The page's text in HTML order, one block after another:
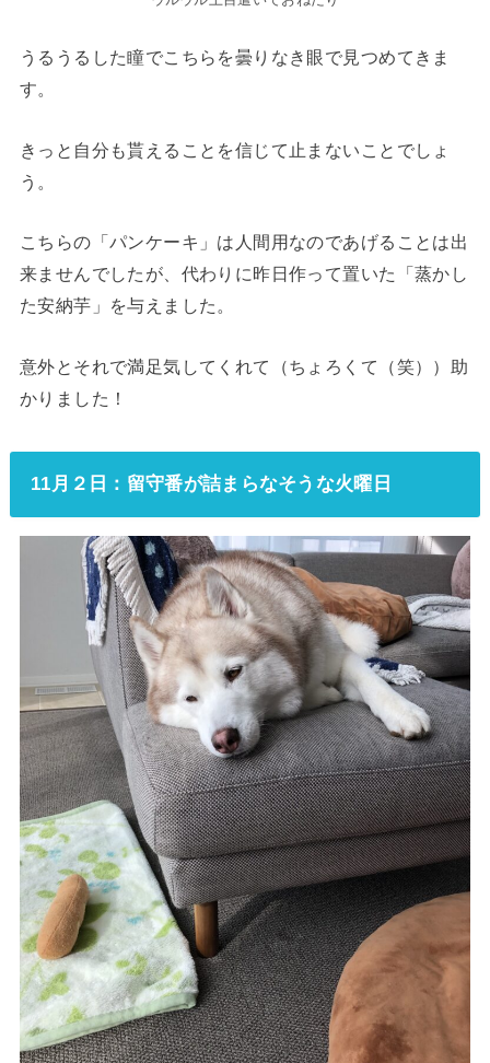
うるうるした瞳でこちらを曇りなき眼で見つめてきま
す。
きっと自分も貰えることを信じて止まないことでしょ
う。
こちらの「パンケーキ」は人間用なのであげることは出
来ませんでしたが、代わりに昨日作って置いた「蒸かし
た安納芋」を与えました。
意外とそれで満足気してくれて（ちょろくて（笑））助
かりました！
11月２日：留守番が詰まらなそうな火曜日